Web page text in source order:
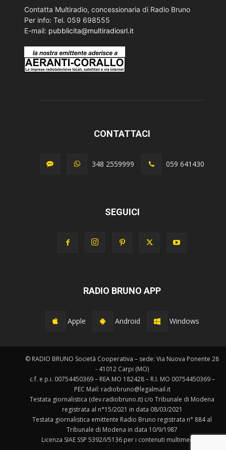
Contatta Multiradio, concessionaria di Radio Bruno
Per info: Tel. 059 698555
E-mail: pubblicita@multiradiosrl.it
CONTATTACI
348 2559999 059 641430
SEGUICI
RADIO BRUNO APP
Apple Android Windows
© RADIO BRUNO Società Cooperativa – sede: Via Nuova Ponente 28
- 41012 Carpi (MO)
c.f. e p.i. 00754450369 – REA MO 182428 – R.I. MO 00754450369 –
PEC Mail: radiobruno@legalmail.it
Testata giornalistica (dev.radiobruno.it) c/o Tribunale di Modena
registrata al n°15/2021 in data 08/03/2021
Testata giornalistica emittente Radio Bruno registrata n° 884 al
Tribunale di Modena in data 10/9/1987
Licenza SIAE SSP 5392/I/5136 per i contenuti multimediali.